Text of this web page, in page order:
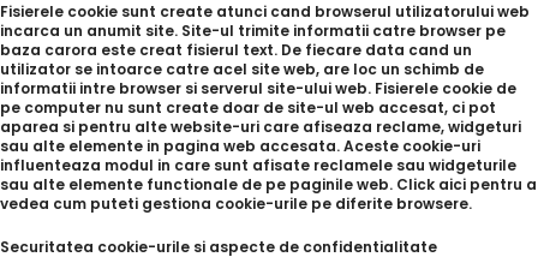
Fisierele cookie sunt create atunci cand browserul utilizatorului web
incarca un anumit site. Site-ul trimite informatii catre browser pe
baza carora este creat fisierul text. De fiecare data cand un
utilizator se intoarce catre acel site web, are loc un schimb de
informatii intre browser si serverul site-ului web. Fisierele cookie de
pe computer nu sunt create doar de site-ul web accesat, ci pot
aparea si pentru alte website-uri care afiseaza reclame, widgeturi
sau alte elemente in pagina web accesata. Aceste cookie-uri
influenteaza modul in care sunt afisate reclamele sau widgeturile
sau alte elemente functionale de pe paginile web. Click aici pentru a
vedea cum puteti gestiona cookie-urile pe diferite browsere.
Securitatea cookie-urile si aspecte de confidentialitate